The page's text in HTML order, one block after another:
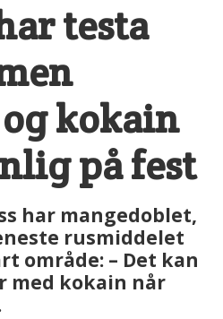
testa
kokain
på fest
har mangedoblet,
rusmiddelet
område: – Det kan
med kokain når